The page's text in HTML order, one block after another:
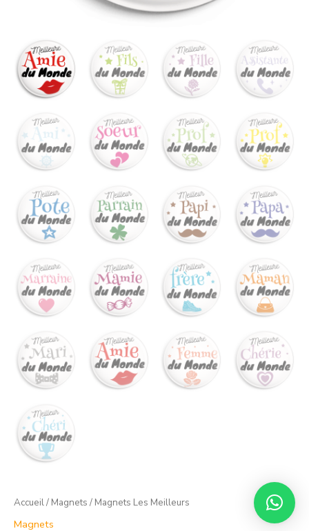
Accueil/ Magnets / Magnets Les Meilleurs
Magnets